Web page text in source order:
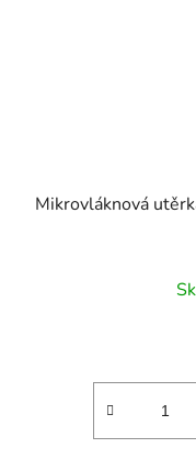
Mikrovláknová